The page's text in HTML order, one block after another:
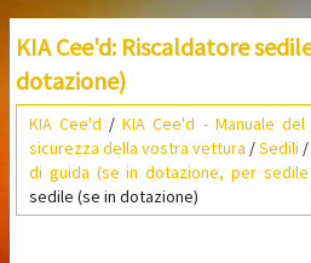
KIA Cee'd: Riscaldatore
dotazione)
KIA Cee'd /KIA Cee'd - Manuale
sicurezza della vostra vettura /Sedili
di guida (se in dotazione, per sedile
sedile (se in dotazione)